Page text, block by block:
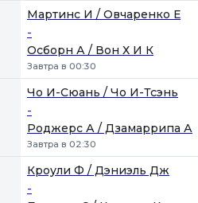
Мартинс И / Овчаренко Е
-
Осборн А / Вон Х И К
Завтра в 00:30
Чо И-Сюань / Чо И-Тсэнь
-
Роджерс А / Дзамаррипа А
Завтра в 02:30
Кроули Ф / Дэниэль Дж
-